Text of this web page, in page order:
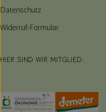
Datenschutz
Widerruf-Formular
HIER SIND WIR MITGLIED:
Externer Link zu https://
Externer Link